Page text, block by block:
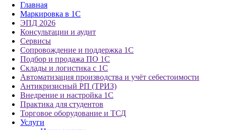
Главная
Маркировка в 1С
ЭПД 2026
Консультации и аудит
Сервисы
Сопровождение и поддержка 1С
Подбор и продажа ПО 1С
Склады и логистика с 1С
Автоматизация производства и учёт себестоимости
Антикризисный РП (ТРИЗ)
Внедрение и настройка 1С
Практика для студентов
Торговое оборудование и ТСД
Услуги